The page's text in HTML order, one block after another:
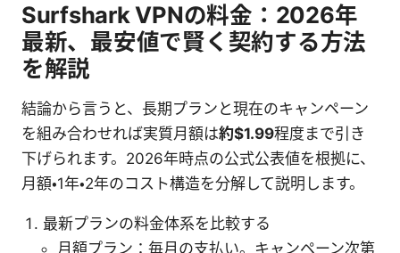
Surfshark VPNの料金：2026年
最新、最安値で賢く契約する方法
を解説
結論から言うと、長期プランと現在のキャンペーン
を組み合わせれば実質月額は約$1.99程度まで引き
下げられます。2026年時点の公式公表値を根拠に、
月額・1年・2年のコスト構造を分解して説明します。
最新プランの料金体系を比較する
月額プラン：毎月の支払い。キャンペーン次第